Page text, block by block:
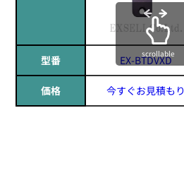
型番 EX-BTDVXD
価格 今すぐお見積もり
scrollable